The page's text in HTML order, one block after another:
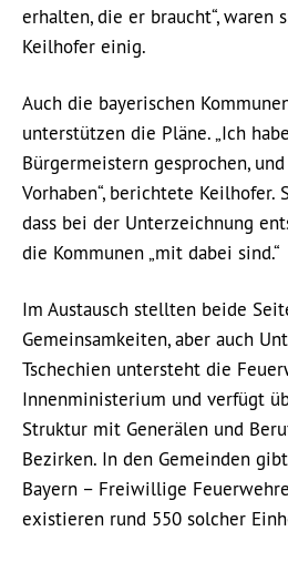
erhalten, die er braucht“, waren
Keilhofer einig.
Auch die bayerischen
unterstützen die Pläne. „Ich
Bürgermeistern gesprochen,
Vorhaben“, berichtete Keilhofer.
dass bei der Unterzeichnung
die Kommunen „mit dabei sind.“
Im Austausch stellten beide
Gemeinsamkeiten, aber auch
Tschechien untersteht die
Innenministerium und verfügt
Struktur mit Generälen und
Bezirken. In den Gemeinden
Bayern – Freiwillige
existieren rund 550 solcher